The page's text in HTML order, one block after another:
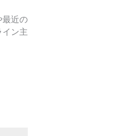
最近の
イン主